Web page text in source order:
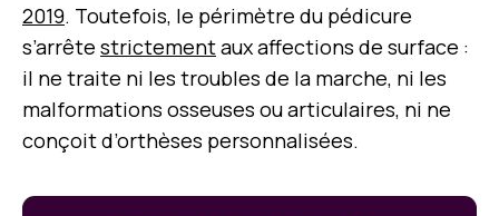
2019. Toutefois, le périmètre du pédicure
s’arrête strictementaux affections de surface :
il ne traite ni les troubles de la marche, ni les
malformations osseuses ou articulaires, ni ne
conçoit d’orthèses personnalisées.